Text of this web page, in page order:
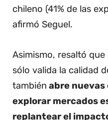
chileno (41% de las
afirmó Seguel.
Asimismo, resaltó
sólo valida la calidad
también abre
explorar mercados
replantear el